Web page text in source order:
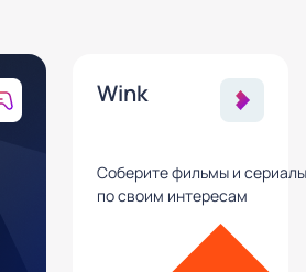
Wink
Соберите фильмы и сериалы
по своим интересам